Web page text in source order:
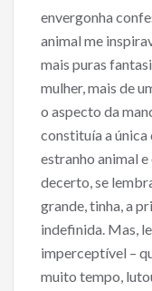
envergonha
animal me
mais puras
mulher, mais de
o aspecto da
constituía a única
estranho animal
decerto, se
grande, tinha, a
indefinida. Mas,
imperceptível –
muito tempo,